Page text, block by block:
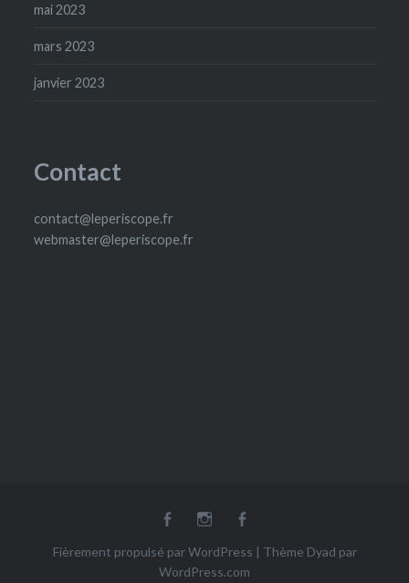
mai 2023
mars 2023
janvier 2023
Contact
contact@leperiscope.fr
webmaster@leperiscope.fr
Insta
Fièrement propulsé par WordPress | Thème Dyad par
WordPress.com